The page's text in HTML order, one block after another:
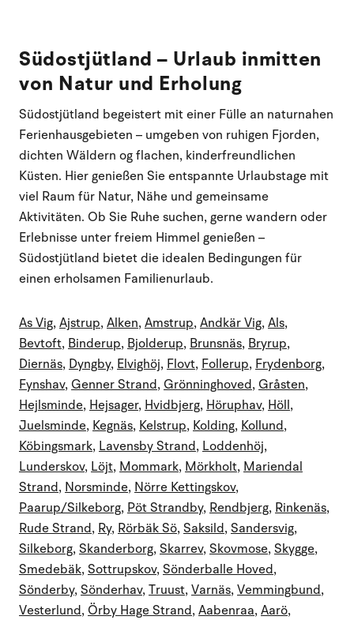
Südostjütland – Urlaub inmitten
von Natur und Erholung
Südostjütland begeistert mit einer Fülle an naturnahen
Ferienhausgebieten – umgeben von ruhigen Fjorden,
dichten Wäldern og flachen, kinderfreundlichen
Küsten. Hier genießen Sie entspannte Urlaubstage mit
viel Raum für Natur, Nähe und gemeinsame
Aktivitäten. Ob Sie Ruhe suchen, gerne wandern oder
Erlebnisse unter freiem Himmel genießen –
Südostjütland bietet die idealen Bedingungen für
einen erholsamen Familienurlaub.
As Vig,Ajstrup,Alken,Amstrup,Andkär Vig,Als,
Bevtoft, Binderup, Bjolderup, Brunsnäs, Bryrup,
Diernäs, Dyngby, Elvighöj, Flovt, Follerup, Frydenborg,
Fynshav, Genner Strand, Grönninghoved, Gråsten,
Hejlsminde, Hejsager, Hvidbjerg, Höruphav, Höll,
Juelsminde, Kegnäs, Kelstrup, Kolding, Kollund,
Köbingsmark, Lavensby Strand, Loddenhöj,
Lunderskov, Löjt, Mommark, Mörkholt, Mariendal
Strand, Norsminde, Nörre Kettingskov,
Paarup/Silkeborg, Pöt Strandby, Rendbjerg, Rinkenäs,
Rude Strand, Ry, Rörbäk Sö,Saksild,Sandersvig,
Silkeborg,Skanderborg,Skarrev,Skovmose,Skygge,
Smedebäk,Sottrupskov,Sönderballe Hoved,
Sönderby,Sönderhav,Truust,Varnäs,Vemmingbund,
Vesterlund, Örby Hage Strand,Aabenraa,Aarö,